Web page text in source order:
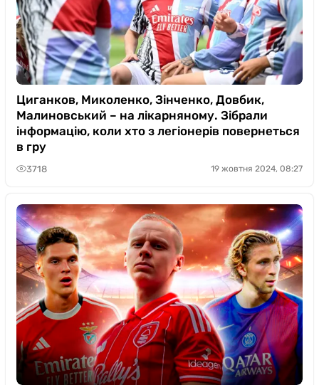
Циганков, Миколенко, Зінченко, Довбик,
Малиновський – на лікарняному. Зібрали
інформацію, коли хто з легіонерів повернеться
в гру
3718 19 жовтня 2024, 08:27